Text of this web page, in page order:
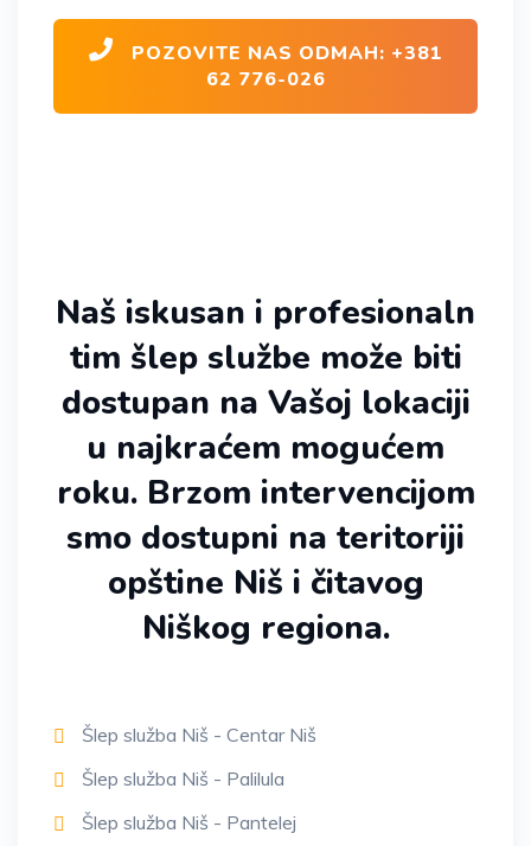
POZOVITE NAS ODMAH: +381
62 776-026
Naš iskusan i profesionaln
tim šlep službe može biti
dostupan na Vašoj lokaciji
u najkraćem mogućem
roku. Brzom intervencijom
smo dostupni na teritoriji
opštine Niš i čitavog
Niškog regiona.
Šlep služba Niš - Centar Niš
Šlep služba Niš - Palilula
Šlep služba Niš - Pantelej